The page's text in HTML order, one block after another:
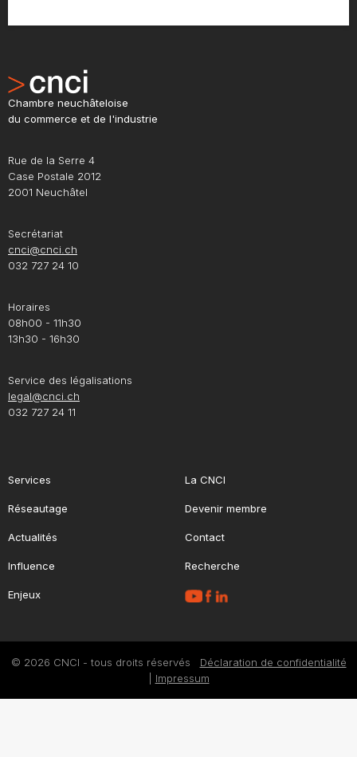
Chambre neuchâteloise
du commerce et de l'industrie
Rue de la Serre 4
Case Postale 2012
2001 Neuchâtel
Secrétariat
cnci@cnci.ch
032 727 24 10
Horaires
08h00 - 11h30
13h30 - 16h30
Service des légalisations
legal@cnci.ch
032 727 24 11
Services
Réseautage
Actualités
Influence
Enjeux
La CNCI
Devenir membre
Contact
Recherche
© 2026 CNCI - tous droits réservés Déclaration de confidentialité
Impressum